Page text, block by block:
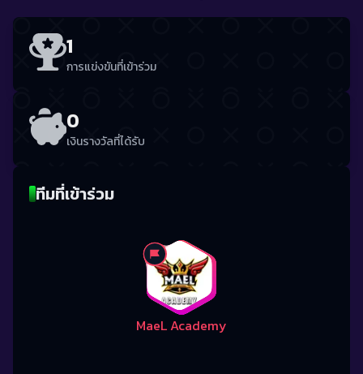
1
การแข่งขันที่เข้าร่วม
0
เงินรางวัลที่ได้รับ
ทีมที่เข้าร่วม
MaeL Academy